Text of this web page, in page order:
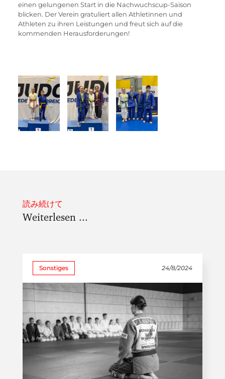
einen gelungenen Start in die Nachwuchscup-Saison
blicken. Der Verein gratuliert allen Athletinnen und
Athleten zu ihren Leistungen und freut sich auf die
kommenden Herausforderungen!
読み続けて
Weiterlesen ...
Sonstiges 24/8/2024